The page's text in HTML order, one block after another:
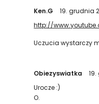
Ken.G
19. grudnia
http://
Uczucia wystarczy
Obiezyswiatka
Urocze :)
O.